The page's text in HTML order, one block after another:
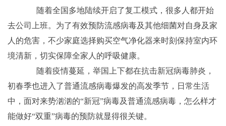
随着全国多地陆续开启了复工模式，很多人都开始
去公司上班。为了有效预防流感病毒及其他细菌对自身及家
人的危害，不少家庭选择购买空气净化器来时刻保持室内环
境清新，切实保障全家人的呼吸健康。
随着疫情蔓延，举国上下都在抗击新冠病毒肺炎，
初春季也进入了普通流感病毒爆发的高发季节，日常生活
中，面对来势汹汹的“新冠”病毒及普通流感病毒，怎么样才
能做好“双重”病毒的预防就显得很关键。